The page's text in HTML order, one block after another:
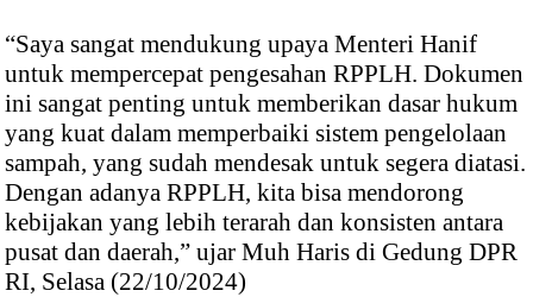
“Saya sangat mendukung upaya Menteri Hanif
untuk mempercepat pengesahan RPPLH. Dokumen
ini sangat penting untuk memberikan dasar hukum
yang kuat dalam memperbaiki sistem pengelolaan
sampah, yang sudah mendesak untuk segera diatasi.
Dengan adanya RPPLH, kita bisa mendorong
kebijakan yang lebih terarah dan konsisten antara
pusat dan daerah,” ujar Muh Haris di Gedung DPR
RI, Selasa (22/10/2024)